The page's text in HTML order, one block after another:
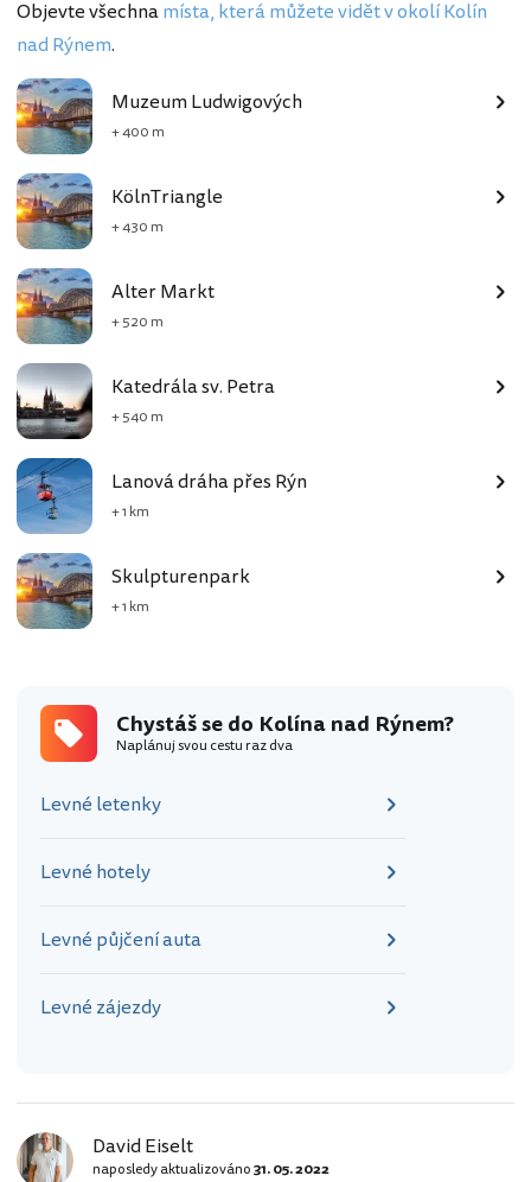
Objevte všechnamísta, která můžete vidět v okolí Kolín
nad Rýnem.
Muzeum Ludwigových
+ 400 m
KölnTriangle
+ 430 m
Alter Markt
+ 520 m
Katedrála sv. Petra
+ 540 m
Lanová dráha přes Rýn
+ 1 km
Skulpturenpark
+ 1 km
Chystáš se do Kolína nad Rýnem?
Naplánuj svou cestu raz dva
Levné letenky
Levné hotely
Levné půjčení auta
Levné zájezdy
David Eiselt
naposledy aktualizováno31. 05. 2022